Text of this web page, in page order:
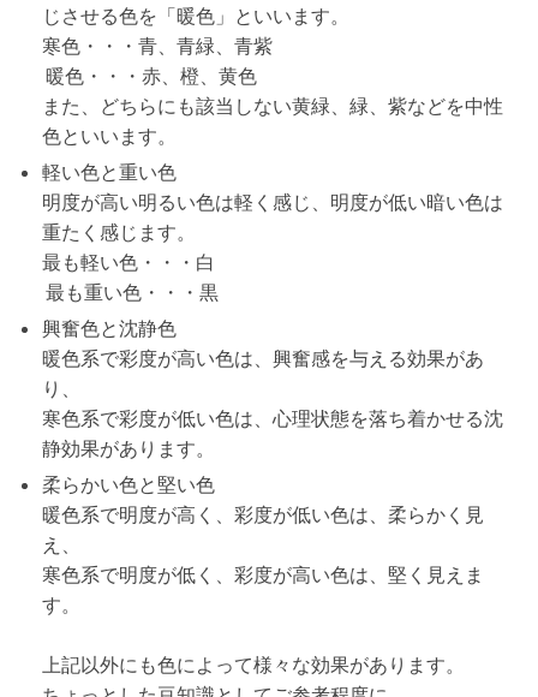
じさせる色を「暖色」といいます。
寒色・・・青、青緑、青紫
暖色・・・赤、橙、黄色
また、どちらにも該当しない黄緑、緑、紫などを中性
色といいます。
軽い色と重い色
明度が高い明るい色は軽く感じ、明度が低い暗い色は
重たく感じます。
最も軽い色・・・白
最も重い色・・・黒
興奮色と沈静色
暖色系で彩度が高い色は、興奮感を与える効果があ
り、
寒色系で彩度が低い色は、心理状態を落ち着かせる沈
静効果があります。
柔らかい色と堅い色
暖色系で明度が高く、彩度が低い色は、柔らかく見
え、
寒色系で明度が低く、彩度が高い色は、堅く見えま
す。
上記以外にも色によって様々な効果があります。